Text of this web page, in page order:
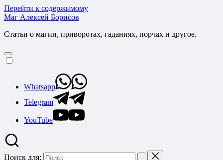
Перейти к содержимому
Маг Алексей Борисов
Статьи о магии, приворотах, гаданиях, порчах и другое.
Whatsapp
Telegram
YouTube
Поиск для: